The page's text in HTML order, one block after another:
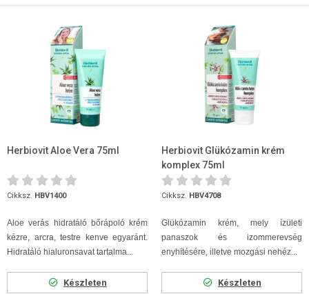
Herbiovit Aloe Vera 75ml
Cikksz. HBV1400
Aloe verás hidratáló bőrápoló krém
kézre, arcra, testre kenve egyaránt.
Hidratáló hialuronsavat tartalma...
Készleten
Herbiovit Glükózamin krém
komplex 75ml
Cikksz. HBV4708
Glükózamin krém, mely ízületi
panaszok és izommerevség
enyhítésére, illetve mozgási nehéz...
Készleten